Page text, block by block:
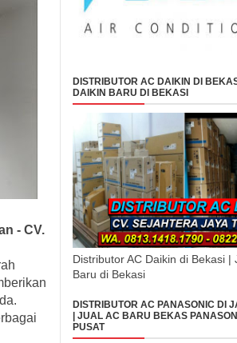
- CV.
DISTRIBUTOR AC DAIKIN DI
DAIKIN BARU DI BEKASI
Distributor AC Daikin di Bekasi |
Baru di Bekasi
DISTRIBUTOR AC PANASONIC DI
| JUAL AC BARU BEKAS
PUSAT